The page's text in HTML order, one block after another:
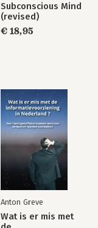
Subconscious Mind
(revised)
€ 18,95
Anton Greve
Wat is er mis met